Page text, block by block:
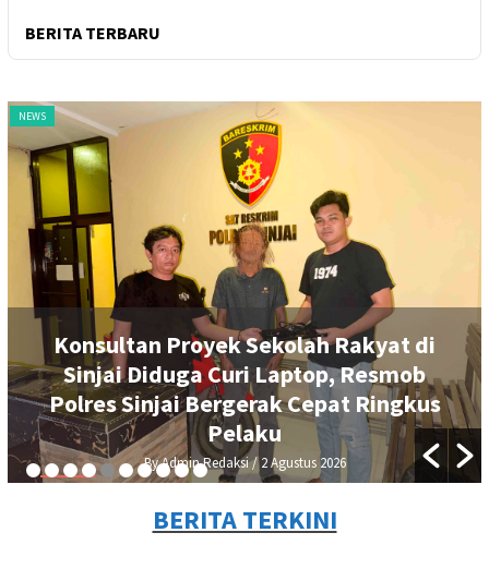
BERITA TERBARU
NEWS
Konsultan Proyek Sekolah Rakyat di
Sinjai Diduga Curi Laptop, Resmob
Polres Sinjai Bergerak Cepat Ringkus
Pelaku
By Admin Redaksi/ 2 Agustus 2026
BERITA TERKINI